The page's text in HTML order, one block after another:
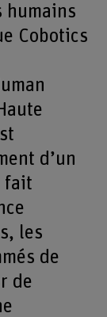
humains
Cobotics
d’un
fait
les
de
de